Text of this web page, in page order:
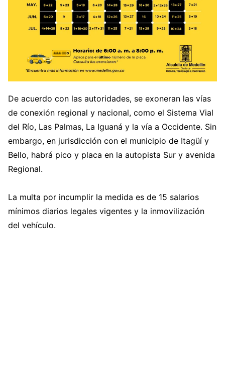
De acuerdo con las autoridades, se exoneran las vías
de conexión regional y nacional, como el Sistema Vial
del Río, Las Palmas, La Iguaná y la vía a Occidente. Sin
embargo, en jurisdicción con el municipio de Itagüí y
Bello, habrá pico y placa en la autopista Sur y avenida
Regional.
La multa por incumplir la medida es de 15 salarios
mínimos diarios legales vigentes y la inmovilización
del vehículo.